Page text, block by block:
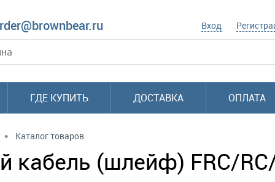
Вход
ГДЕ КУПИТЬ ДОСТАВКА ОПЛАТА
• Каталог товаров
кабель (шлейф) FRC/